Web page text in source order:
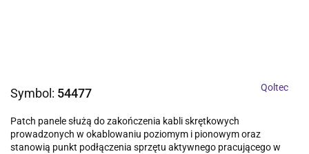
Symbol: 54477 Qoltec
Patch panele służą do zakończenia kabli skrętkowych
prowadzonych w okablowaniu poziomym i pionowym oraz
stanowią punkt podłączenia sprzętu aktywnego pracującego w